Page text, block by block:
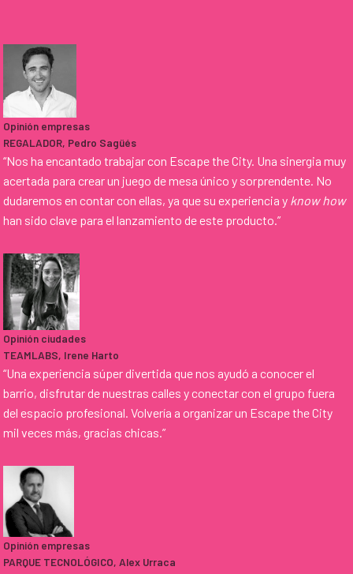
Opinión empresas
REGALADOR, Pedro Sagüés
“Nos ha encantado trabajar con Escape the City. Una sinergia muy
acertada para crear un juego de mesa único y sorprendente. No
dudaremos en contar con ellas, ya que su experiencia y know how
han sido clave para el lanzamiento de este producto.”
Opinión ciudades
TEAMLABS, Irene Harto
“Una experiencia súper divertida que nos ayudó a conocer el
barrio, disfrutar de nuestras calles y conectar con el grupo fuera
del espacio profesional. Volvería a organizar un Escape the City
mil veces más, gracias chicas.”
Opinión empresas
PARQUE TECNOLÓGICO, Alex Urraca